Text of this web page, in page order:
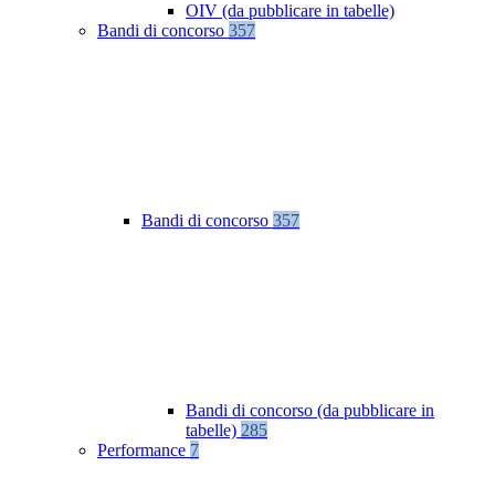
OIV (da pubblicare in tabelle)
Bandi di concorso 357
Bandi di concorso 357
Bandi di concorso (da pubblicare in
tabelle) 285
Performance 7